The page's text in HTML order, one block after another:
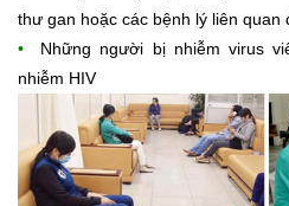
thư gan hoặc các bệnh lý liên quan
•
Những người bị nhiễm virus
nhiễm HIV